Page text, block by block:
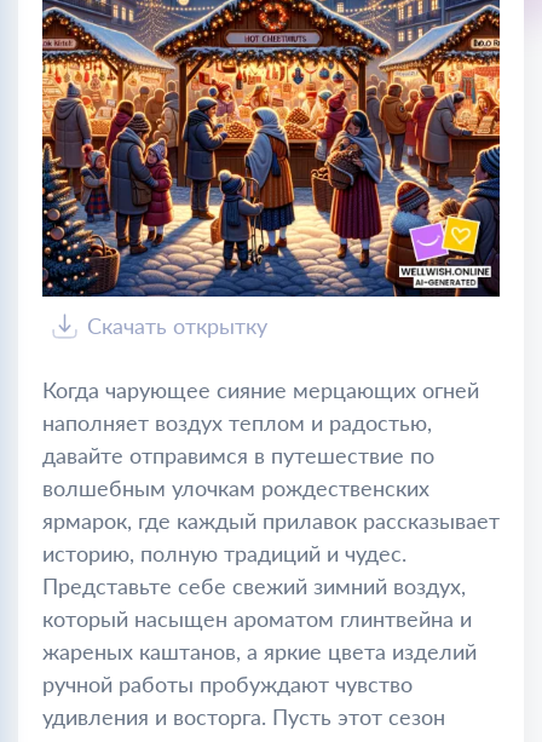
Скачать открытку
Когда чарующее сияние мерцающих огней
наполняет воздух теплом и радостью,
давайте отправимся в путешествие по
волшебным улочкам рождественских
ярмарок, где каждый прилавок рассказывает
историю, полную традиций и чудес.
Представьте себе свежий зимний воздух,
который насыщен ароматом глинтвейна и
жареных каштанов, а яркие цвета изделий
ручной работы пробуждают чувство
удивления и восторга. Пусть этот сезон